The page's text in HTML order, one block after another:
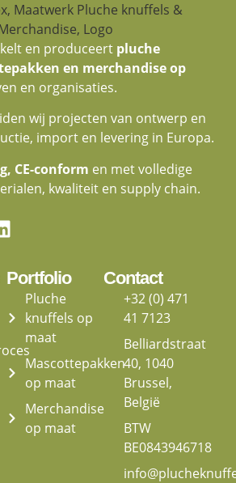
en produceert pluche
en merchandise op
en organisaties.
wij projecten van ontwerp en
import en levering in Europa.
CE-conform en met volledige
kwaliteit en supply chain.
Portfolio
Pluche
knuffels op
maat
Mascottepakken
op maat
Merchandise
op maat
Contact
+32 (0) 471
41 7123
Belliardstraat
40, 1040
Brussel,
België
BTW
BE0843946718